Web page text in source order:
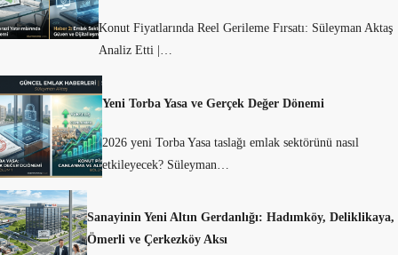
Konut Fiyatlarında Reel Gerileme Fırsatı: Süleyman Aktaş
Analiz Etti |…
Yeni Torba Yasa ve Gerçek Değer Dönemi
2026 yeni Torba Yasa taslağı emlak sektörünü nasıl
etkileyecek? Süleyman…
Sanayinin Yeni Altın Gerdanlığı: Hadımköy, Deliklikaya,
Ömerli ve Çerkezköy Aksı